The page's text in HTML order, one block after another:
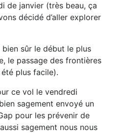
de janvier (très beau, ça
décidé d’aller explorer
bien sûr le début le plus
le passage des frontières
été plus facile).
ce vol le vendredi
sagement envoyé un
pour les prévenir de
sagement nous nous